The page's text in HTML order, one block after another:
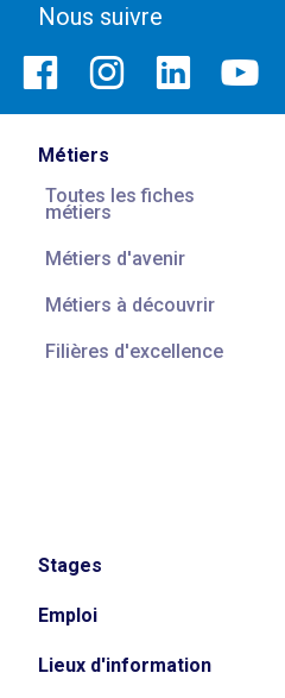
Nous suivre
Métiers
Toutes les fiches
métiers
Métiers d'avenir
Métiers à découvrir
Filières d'excellence
Stages
Emploi
Lieux d'information